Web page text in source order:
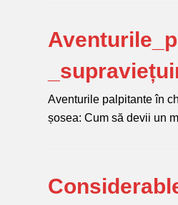
Aventurile palpitante în
șosea: Cum să devii un